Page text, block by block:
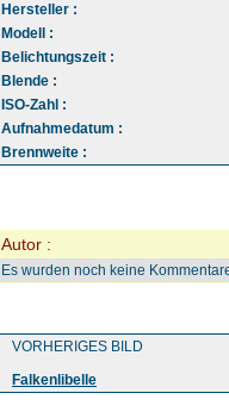
Hersteller :
Modell :
Belichtungszeit :
Blende :
ISO-Zahl :
Aufnahmedatum :
Brennweite :
Autor :
Es wurden noch keine
VORHERIGES BILD
Falkenlibelle